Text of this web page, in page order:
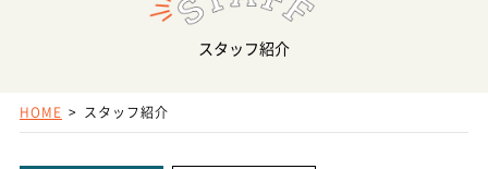
スタッフ紹介
HOME スタッフ紹介